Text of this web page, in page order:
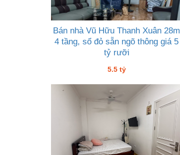
Bán nhà Vũ Hữu Thanh Xuân 28m
4 tầng, sổ đỏ sẵn ngõ thông giá 5
tỷ rưỡi
5.5 tỷ